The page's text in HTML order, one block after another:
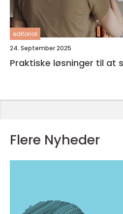
editorial
24. September 2025
Praktiske løsninger til at
Flere Nyheder